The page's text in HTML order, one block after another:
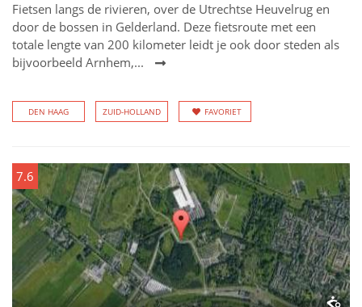
Fietsen langs de rivieren, over de Utrechtse Heuvelrug en
door de bossen in Gelderland. Deze fietsroute met een
totale lengte van 200 kilometer leidt je ook door steden als
bijvoorbeeld Arnhem,...
DEN HAAG ZUID-HOLLAND FAVORIET
7.6